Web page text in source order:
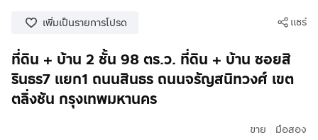
เพิ่มเป็นรายการโปรด แชร์
ที่ดิน + บ้าน 2 ชั้น 98 ตร.ว. ที่ดิน + บ้าน ซอยสิ
รินธร7 แยก1 ถนนสินธร ถนนจรัญสนิทวงศ์ เขต
ตลิ่งชัน กรุงเทพมหานคร
ขาย มือสอง